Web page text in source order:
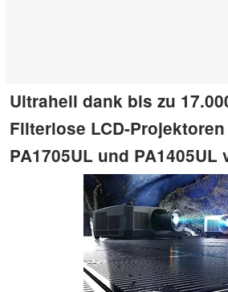
Ultrahell dank bis zu
Filterlose LCD-Projektoren
PA1705UL und